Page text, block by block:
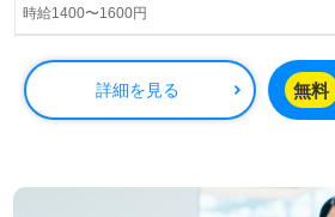
時給1400〜1600円
詳細を見る 無料